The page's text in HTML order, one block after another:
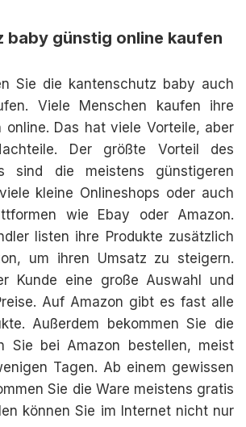
baby günstig online kaufen
Sie die kantenschutz baby auch
Viele Menschen kaufen ihre
online. Das hat viele Vorteile, aber
Der größte Vorteil des
sind die meistens günstigeren
kleine Onlineshops oder auch
wie Ebay oder Amazon.
listen ihre Produkte zusätzlich
um ihren Umsatz zu steigern.
Kunde eine große Auswahl und
Auf Amazon gibt es fast alle
Außerdem bekommen Sie die
Sie bei Amazon bestellen, meist
Tagen. Ab einem gewissen
Sie die Ware meistens gratis
können Sie im Internet nicht nur